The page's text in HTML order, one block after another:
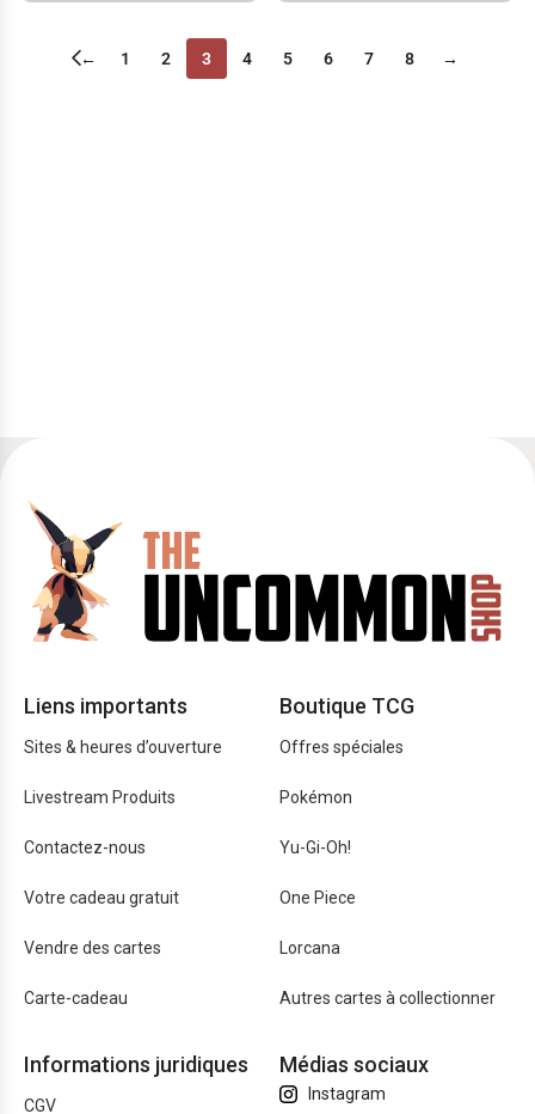
← 1 2 3 4 5 6 7 8 →
Liens importants
Sites & heures d’ouverture
Livestream Produits
Contactez-nous
Votre cadeau gratuit
Vendre des cartes
Carte-cadeau
Boutique TCG
Offres spéciales
Pokémon
Yu-Gi-Oh!
One Piece
Lorcana
Autres cartes à collectionner
Informations juridiques
CGV
Médias sociaux
Instagram